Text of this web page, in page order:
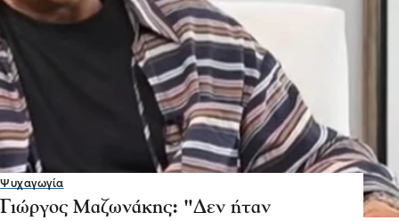
Ψυχαγωγία
Γιώργος Μαζωνάκης: "Δεν ήταν